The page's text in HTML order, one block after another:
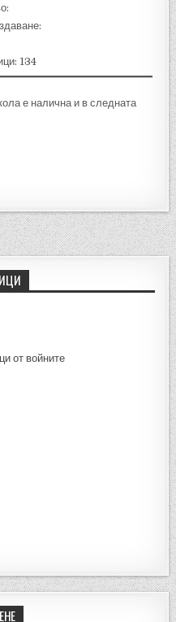
134
е налична и в следната
от войните